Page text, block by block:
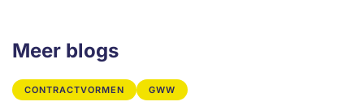
Meer blogs
CONTRACTVORMEN GWW